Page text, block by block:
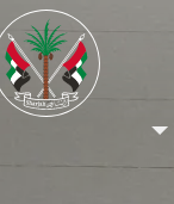
Skip to main content